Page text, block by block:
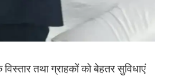
तथा ग्राहकों को बेहतर सुविधाएं